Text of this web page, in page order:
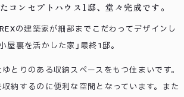
コンセプトハウス1邸、堂々完成です。
の建築家が細部までこだわってデザインし
屋裏を活かした家」最終1邸。
とりのある収納スペースをもつ住まいです。
納するのに便利な空間となっています。また